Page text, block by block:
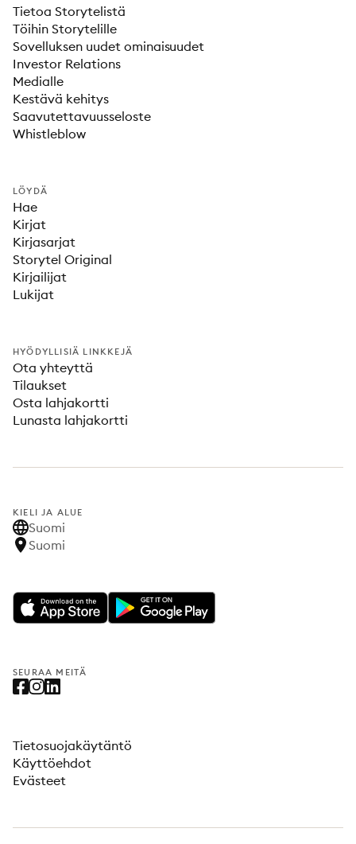
Tietoa Storytelistä
Töihin Storytelille
Sovelluksen uudet ominaisuudet
Investor Relations
Medialle
Kestävä kehitys
Saavutettavuusseloste
Whistleblow
LÖYDÄ
Hae
Kirjat
Kirjasarjat
Storytel Original
Kirjailijat
Lukijat
HYÖDYLLISIÄ LINKKEJÄ
Ota yhteyttä
Tilaukset
Osta lahjakortti
Lunasta lahjakortti
KIELI JA ALUE
Suomi
Suomi
SEURAA MEITÄ
Tietosuojakäytäntö
Käyttöehdot
Evästeet